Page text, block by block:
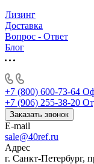
Лизинг
Доставка
Вопрос - Ответ
Блог
+7 (800) 600-73-64
+7 (906) 255-38-20
Заказать звонок
E-mail
sale@40ref.ru
Адрес
г. Санкт-Петербург,